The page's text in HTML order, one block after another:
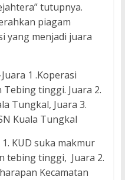
tutupnya.
piagam
yang menjadi juara
1 .Koperasi
tinggi. Juara 2.
Tungkal, Juara 3.
Kuala Tungkal
KUD suka makmur
tebing tinggi, Juara 2.
Kecamatan